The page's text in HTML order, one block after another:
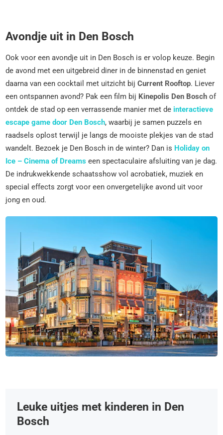
Avondje uit in Den Bosch
Ook voor een avondje uit in Den Bosch is er volop keuze. Begin
de avond met een uitgebreid diner in de binnenstad en geniet
daarna van een cocktail met uitzicht bijCurrent Rooftop. Liever
een ontspannen avond? Pak een film bij Kinepolis Den Bosch of
ontdek de stad op een verrassende manier met de interactieve
escape game door Den Bosch, waarbij je samen puzzels en
raadsels oplost terwijl je langs de mooiste plekjes van de stad
wandelt. Bezoek je Den Bosch in de winter? Dan is Holiday on
Ice – Cinema of Dreams een spectaculaire afsluiting van je dag.
De indrukwekkende schaatsshow vol acrobatiek, muziek en
special effects zorgt voor een onvergetelijke avond uit voor
jong en oud.
Leuke uitjes met kinderen in Den
Bosch